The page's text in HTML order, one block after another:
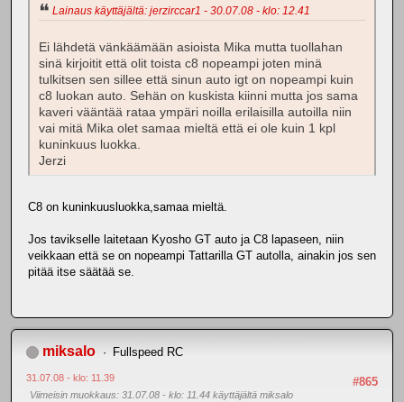
Lainaus käyttäjältä: jerzirccar1 - 30.07.08 - klo: 12.41
Ei lähdetä vänkäämään asioista Mika mutta tuollahan
sinä kirjoitit että olit toista c8 nopeampi joten minä
tulkitsen sen sillee että sinun auto igt on nopeampi kuin
c8 luokan auto. Sehän on kuskista kiinni mutta jos sama
kaveri vääntää rataa ympäri noilla erilaisilla autoilla niin
vai mitä Mika olet samaa mieltä että ei ole kuin 1 kpl
kuninkuus luokka.
Jerzi
C8 on kuninkuusluokka,samaa mieltä.
Jos tavikselle laitetaan Kyosho GT auto ja C8 lapaseen, niin
veikkaan että se on nopeampi Tattarilla GT autolla, ainakin jos sen
pitää itse säätää se.
miksalo Fullspeed RC
#865
31.07.08 - klo: 11.39
Viimeisin muokkaus: 31.07.08 - klo: 11.44 käyttäjältä miksalo